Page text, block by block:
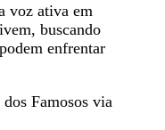
voz ativa em
buscando
enfrentar
Famosos via